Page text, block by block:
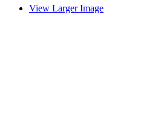
View Larger Image